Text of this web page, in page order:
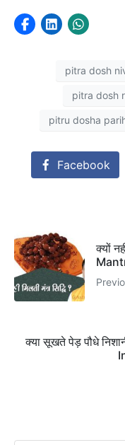
pitra dosh
pitra dosh
pitru dosha
Facebook
क्यों
क्या सूखते पेड़ पौधे